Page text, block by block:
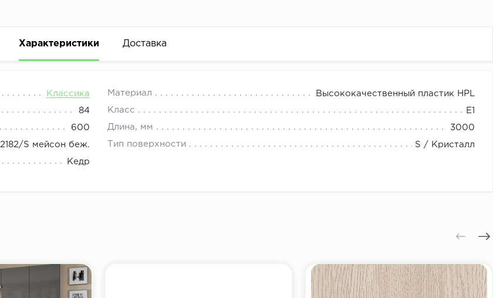
Характеристики Доставка
Классика Материал Высококачественный пластик HPL
84 Класс E1
600 Длина, мм 3000
2182/S мейсон беж. Тип поверхности S / Кристалл
Кедр